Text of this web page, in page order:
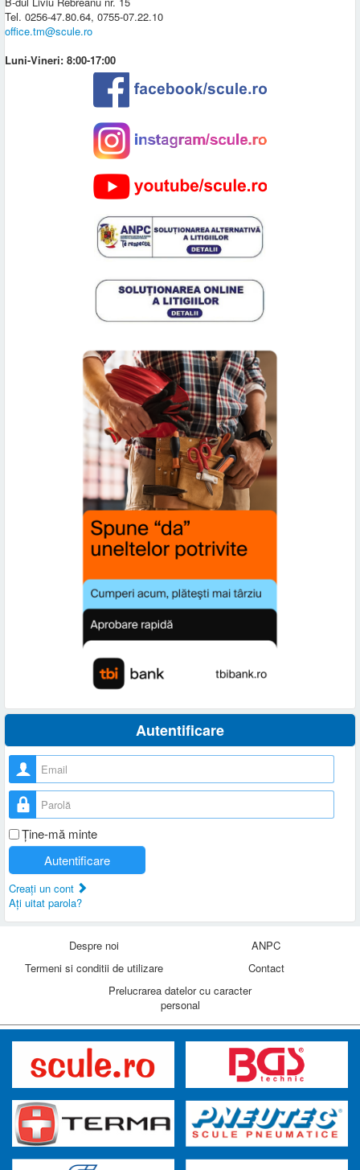
Tel. 0256-47.80.64, 0755-07.22.10
office.tm@scule.ro
Luni-Vineri: 8:00-17:00
Autentificare
Nume utilizator
Parolă
Ţine-mă minte
Autentificare
Creaţi un cont
Aţi uitat parola?
Despre noi
ANPC
Termeni si conditii de utilizare
Contact
Prelucrarea datelor cu caracter
personal